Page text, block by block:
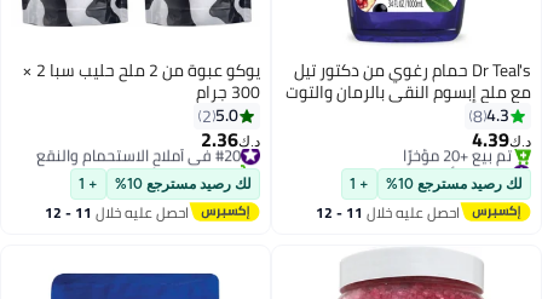
Dr Teal's حمام رغوي من دكتور تيل
مع ملح إبسوم النقي بالرمان والتوت
الأسود 1000 مل
4.3
8
د.ك‏4.39
#10 في أملاح الاستحمام والنقع
أقل سعر في 7 يوم
تم بيع +20 مؤخرًا
#10 في أملاح الاستحمام والنقع
لك رصيد مسترجع 10% + 1
احصل عليه خلال 11 - 12
اغسطس
يوكو عبوة من 2 ملح حليب سبا 2 ×
300 جرام
5.0
2
د.ك‏2.36
#20 في أملاح الاستحمام والنقع
تم بيع +10 مؤخرًا
#20 في أملاح الاستحمام والنقع
لك رصيد مسترجع 10% + 1
احصل عليه خلال 11 - 12
اغسطس